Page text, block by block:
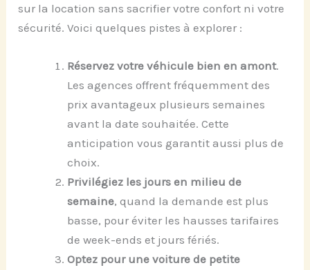
sur la location sans sacrifier votre confort ni votre
sécurité. Voici quelques pistes à explorer :
Réservez votre véhicule bien en amont.
Les agences offrent fréquemment des
prix avantageux plusieurs semaines
avant la date souhaitée. Cette
anticipation vous garantit aussi plus de
choix.
Privilégiez les jours en milieu de
semaine, quand la demande est plus
basse, pour éviter les hausses tarifaires
de week-ends et jours fériés.
Optez pour une voiture de petite